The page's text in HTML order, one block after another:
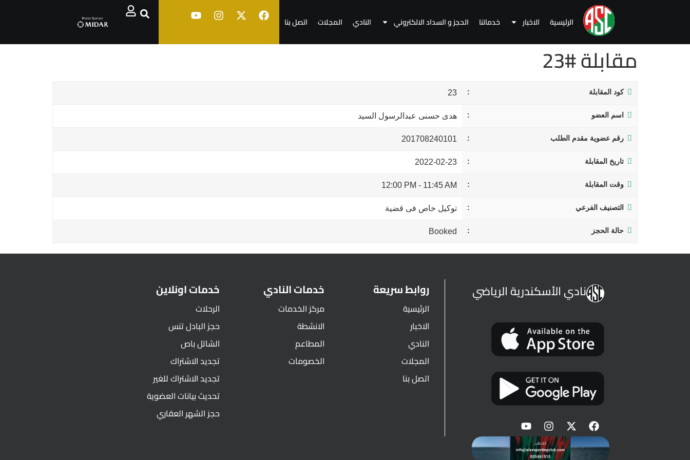
الرئيسية الاخبار خدماتنا الحجز و السداد الالكتروني النادي المجلات اتصل بنا
مقابلة #23
كود المقابلة 23
اسم العضو هدى حسنى عبدالرسول السيد
رقم عضوية مقدم الطلب 201708240101
تاريخ المقابلة 2022-02-23
وقت المقابلة 11:45 AM
-
12:00 PM
التصنيف الفرعي توكيل خاص فى قضية
حالة الحجز Booked
نادي الأسكندرية الرياضي روابط سريعة
الرئيسية
الاخبار
النادي
المجلات
اتصل بنا
خدمات النادي
مركز الخدمات
الانشطة
المطاعم
الخصومات
خدمات اونلاين
الرحلات
حجز البادل تنس
الشاتل باص
تجديد الاشتراك
تجديد الاشتراك للغير
تحديث بيانات العضوية
حجز الشهر العقاري